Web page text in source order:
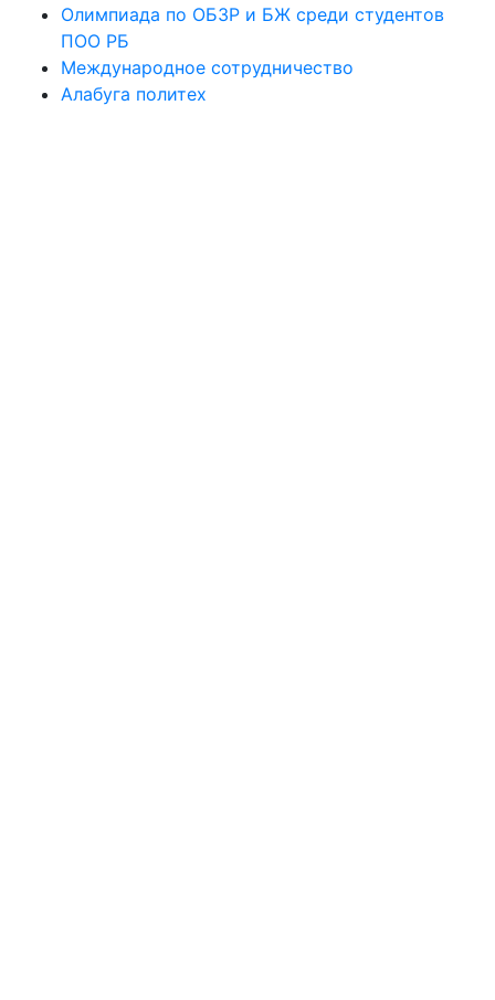
Олимпиада по ОБЗР и БЖ среди студентов
ПОО РБ
Международное сотрудничество
Алабуга политех